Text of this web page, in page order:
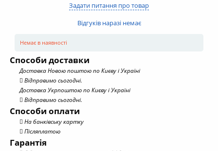
Задати питання про товар
Відгуків наразі немає
Немає в наявності
Способи доставки
Доставка Новою поштою по Києву і Україні
Відправимо сьогодні.
Доставка Укрпоштою по Києву і Україні
Відправимо сьогодні.
Способи оплати
На банківську картку
Післяплатою
Гарантія